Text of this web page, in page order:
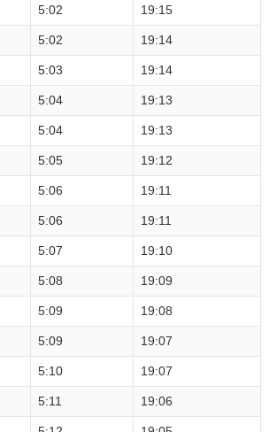
5:02 19:15
5:02 19:14
5:03 19:14
5:04 19:13
5:04 19:13
5:05 19:12
5:06 19:11
5:06 19:11
5:07 19:10
5:08 19:09
5:09 19:08
5:09 19:07
5:10 19:07
5:11 19:06